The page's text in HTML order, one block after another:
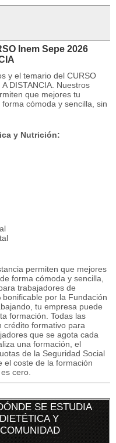
Inem Sepe 2026
y el temario del CURSO
DISTANCIA. Nuestros
que mejores tu
cómoda y sencilla, sin
y Nutrición:
permiten que mejores
forma cómoda y sencilla,
trabajadores de
por la Fundación
tu empresa puede
formación. Todas las
crédito formativo para
que se agota cada
una formación, el
de la Seguridad Social
el coste de la formación
cero.
SE ESTUDIA
Y